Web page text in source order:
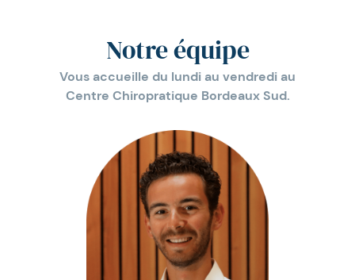
Notre équipe
Vous accueille du lundi au vendredi au
Centre Chiropratique Bordeaux Sud.